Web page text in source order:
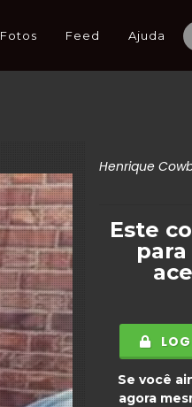
Fotos Feed Ajuda
Henrique
Este
para
Se você
agora